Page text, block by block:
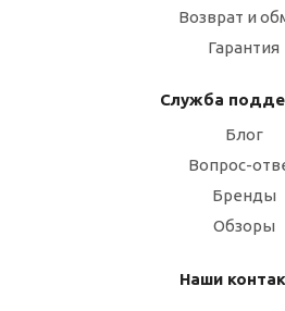
Возврат и
Гарантия
Служба
Блог
Вопрос-
Бренды
Обзоры
Наши